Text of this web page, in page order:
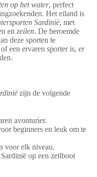
op het water, perfect
Het eiland is
Sardinië, met
en zeilen. De beroemde
deze sporten te
een ervaren sporter is, er
zijn de volgende
avonturier.
beginners en leuk om te
voor elk niveau.
op een zeilboot